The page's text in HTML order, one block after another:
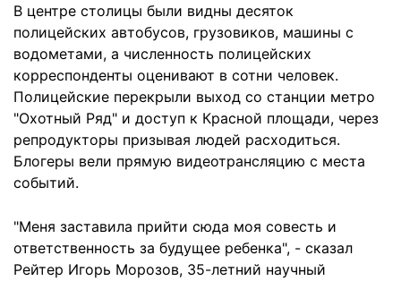
В центре столицы были видны десяток
полицейских автобусов, грузовиков, машины с
водометами, а численность полицейских
корреспонденты оценивают в сотни человек.
Полицейские перекрыли выход со станции метро
"Охотный Ряд" и доступ к Красной площади, через
репродукторы призывая людей расходиться.
Блогеры вели прямую видеотрансляцию с места
событий.
"Меня заставила прийти сюда моя совесть и
ответственность за будущее ребенка", - сказал
Рейтер Игорь Морозов, 35-летний научный